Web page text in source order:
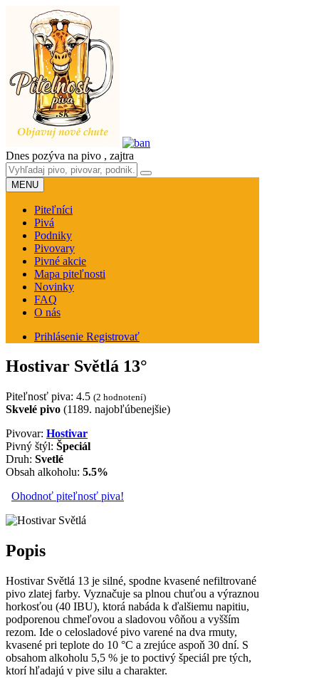
Dnes pozýva na pivo , zajtra
MENU
Piteľníci
Pivá
Podniky
Pivovary
Pivné akcie
Mapa piteľnosti
Novinky
FAQ
O nás
Prihlásenie Registrovať
Hostivar Světlá 13°
Piteľnosť piva: 4.5 (2 hodnotení)
Skvelé pivo (1189. najobľúbenejšie)
Pivovar: Hostivar
Pivný štýl: Špeciál
Druh: Svetlé
Obsah alkoholu: 5.5%
Ohodnoť piteľnosť piva!
Popis
Hostivar Světlá 13 je silné, spodne kvasené nefiltrované
pivo zlatej farby. Vyznačuje sa plnou chuťou a výraznou
horkosťou (40 IBU), ktorá nabáda k ďalšiemu napitiu,
podporenou chmeľovou a sladovou vôňou a vyšším
rezom. Ide o celosladové pivo varené na dva rmuty,
kvasené pri teplote do 10 °C a zrejúce aspoň 30 dní. S
obsahom alkoholu 5,5 % je to poctivý špeciál pre tých,
ktorí hľadajú v pive silu a charakter.